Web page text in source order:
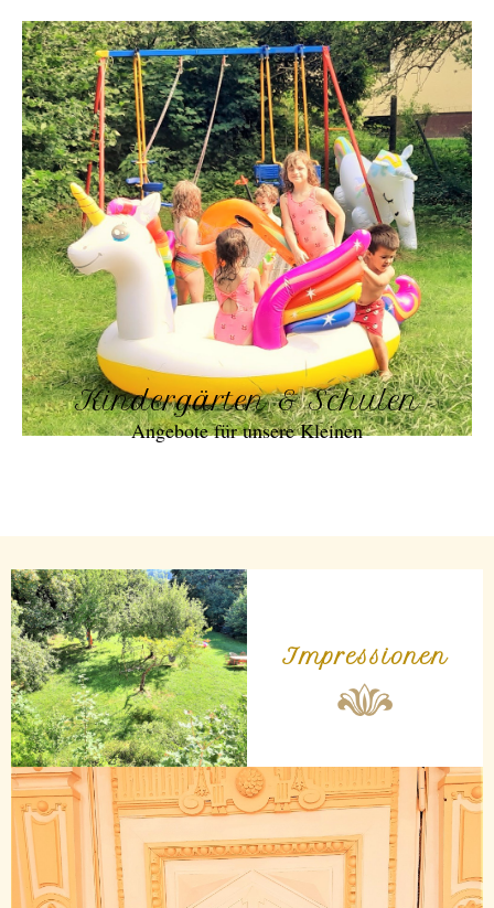
Kindergärten & Schulen
Angebote für unsere Kleinen
Impressionen